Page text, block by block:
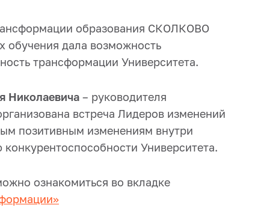
образования СКОЛКОВО
обучения дала возможность
трансформации Университета.
Николаевича – руководителя
встреча Лидеров изменений
позитивным изменениям внутри
Университета.
ознакомиться во вкладке